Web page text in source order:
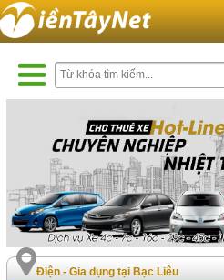
Điện - Gia dụng tại Bạc Liêu